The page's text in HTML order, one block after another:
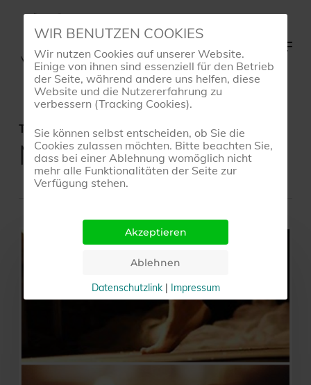
main
content
Menu
Tag
Meditation
TANZ
WIR BENUTZEN COOKIES
Wir nutzen Cookies auf unserer Website.
Einige von ihnen sind essenziell für den Betrieb
der Seite, während andere uns helfen, diese
Website und die Nutzererfahrung zu
verbessern (Tracking Cookies).
Sie können selbst entscheiden, ob Sie die
Cookies zulassen möchten. Bitte beachten Sie,
dass bei einer Ablehnung womöglich nicht
mehr alle Funktionalitäten der Seite zur
Verfügung stehen.
Datenschutzlink | Impressum